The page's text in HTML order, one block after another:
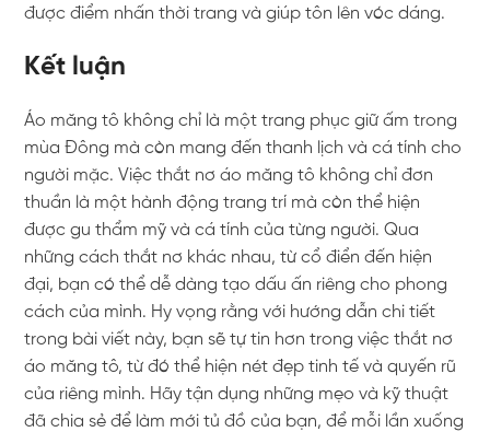
được điểm nhấn thời trang và giúp tôn lên vóc dáng.
Kết luận
Áo măng tô không chỉ là một trang phục giữ ấm trong
mùa Đông mà còn mang đến thanh lịch và cá tính cho
người mặc. Việc thắt nơ áo măng tô không chỉ đơn
thuần là một hành động trang trí mà còn thể hiện
được gu thẩm mỹ và cá tính của từng người. Qua
những cách thắt nơ khác nhau, từ cổ điển đến hiện
đại, bạn có thể dễ dàng tạo dấu ấn riêng cho phong
cách của mình. Hy vọng rằng với hướng dẫn chi tiết
trong bài viết này, bạn sẽ tự tin hơn trong việc thắt nơ
áo măng tô, từ đó thể hiện nét đẹp tinh tế và quyến rũ
của riêng mình. Hãy tận dụng những mẹo và kỹ thuật
đã chia sẻ để làm mới tủ đồ của bạn, để mỗi lần xuống